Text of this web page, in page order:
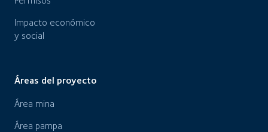
Impacto económico
y social
Áreas del proyecto
Área mina
Área pampa